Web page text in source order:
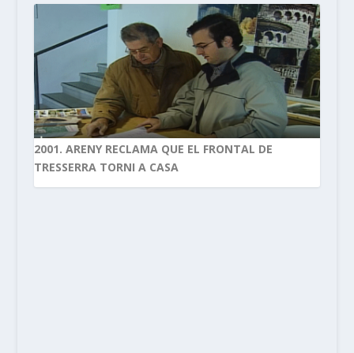
2001. ARENY RECLAMA QUE EL FRONTAL DE
TRESSERRA TORNI A CASA